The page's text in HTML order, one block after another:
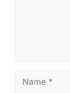
Name